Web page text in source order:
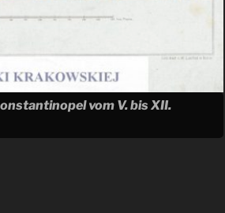
vom V. bis XII.